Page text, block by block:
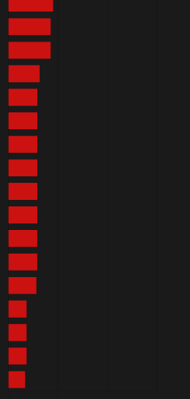
(AMD FX-8350)
Gaming K4 (1400)
Taichi (i5 7640X)
Gaming i9 (i5 7640X)
SLI/ac (i5 7640X)